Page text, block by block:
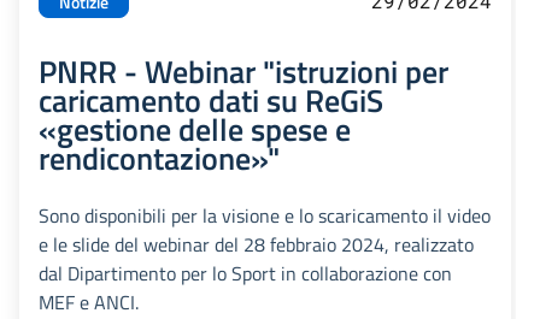
PNRR - Webinar "istruzioni per
caricamento dati su ReGiS
«gestione delle spese e
rendicontazione»"
Sono disponibili per la visione e lo scaricamento il video
e le slide del webinar del 28 febbraio 2024, realizzato
dal Dipartimento per lo Sport in collaborazione con
MEF e ANCI.